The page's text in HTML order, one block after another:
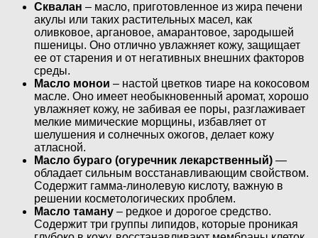
Сквалан – масло, приготовленное из жира печени
акулы или таких растительных масел, как
оливковое, аргановое, амарантовое, зародышей
пшеницы. Оно отлично увлажняет кожу, защищает
ее от старения и от негативных внешних факторов
среды.
Масло монои – настой цветков тиаре на кокосовом
масле. Оно имеет необыкновенный аромат, хорошо
увлажняет кожу, не забивая ее поры, разглаживает
мелкие мимические морщины, избавляет от
шелушения и солнечных ожогов, делает кожу
атласной.
Масло бураго (огуречник лекарственный) —
обладает сильным восстанавливающим свойством.
Содержит гамма-линолевую кислоту, важную в
решении косметологических проблем.
Масло таману – редкое и дорогое средство.
Содержит три группы липидов, которые проникая